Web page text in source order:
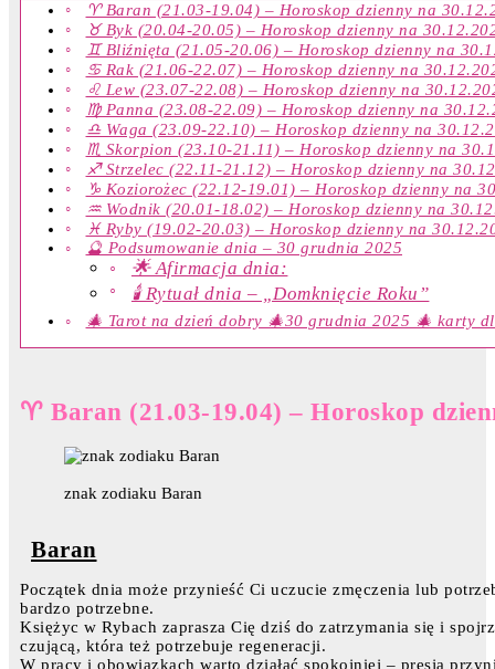
♈ Baran (21.03-19.04) – Horoskop dzienny na
♉ Byk (20.04-20.05) – Horoskop dzienny na
♊ Bliźnięta (21.05-20.06) – Horoskop dzienny na
♋ Rak (21.06-22.07) – Horoskop dzienny na
♌ Lew (23.07-22.08) – Horoskop dzienny na
♍ Panna (23.08-22.09) – Horoskop dzienny na
♎ Waga (23.09-22.10) – Horoskop dzienny na
♏ Skorpion (23.10-21.11) – Horoskop dzienny na
♐ Strzelec (22.11-21.12) – Horoskop dzienny na
♑ Koziorożec (22.12-19.01) – Horoskop dzienny na
♒ Wodnik (20.01-18.02) – Horoskop dzienny na
♓ Ryby (19.02-20.03) – Horoskop dzienny na
🔮 Podsumowanie dnia – 30 grudnia 2025
🌟 Afirmacja dnia:
🕯️ Rytuał dnia – „Domknięcie Roku”
🎄 Tarot na dzień dobry 🎄30 grudnia 2025 🎄 karty
♈ Baran (21.03-19.04) – Horoskop
znak zodiaku Baran
Baran
Początek dnia może przynieść Ci uczucie zmęczenia lub
bardzo potrzebne.
Księżyc w Rybach zaprasza Cię dziś do zatrzymania się i
czującą, która też potrzebuje regeneracji.
W pracy i obowiązkach warto działać spokojniej – presja